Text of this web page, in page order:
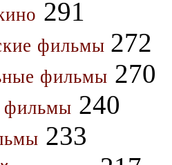
291
фильмы 272
фильмы 270
фильмы 240
233